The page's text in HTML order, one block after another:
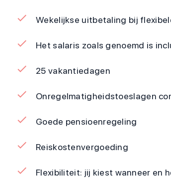
Wekelijkse uitbetaling bij
Het salaris zoals genoemd is
25 vakantiedagen
Onregelmatigheidstoeslagen
Goede pensioenregeling
Reiskostenvergoeding
Flexibiliteit: jij kiest wanneer en